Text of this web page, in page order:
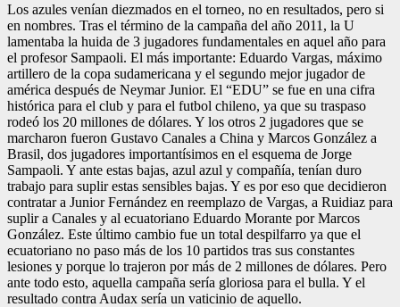
Los azules venían diezmados en el torneo, no en resultados, pero si
en nombres. Tras el término de la campaña del año 2011, la U
lamentaba la huida de 3 jugadores fundamentales en aquel año para
el profesor Sampaoli. El más importante: Eduardo Vargas, máximo
artillero de la copa sudamericana y el segundo mejor jugador de
américa después de Neymar Junior. El “EDU” se fue en una cifra
histórica para el club y para el futbol chileno, ya que su traspaso
rodeó los 20 millones de dólares. Y los otros 2 jugadores que se
marcharon fueron Gustavo Canales a China y Marcos González a
Brasil, dos jugadores importantísimos en el esquema de Jorge
Sampaoli. Y ante estas bajas, azul azul y compañía, tenían duro
trabajo para suplir estas sensibles bajas. Y es por eso que decidieron
contratar a Junior Fernández en reemplazo de Vargas, a Ruidiaz para
suplir a Canales y al ecuatoriano Eduardo Morante por Marcos
González. Este último cambio fue un total despilfarro ya que el
ecuatoriano no paso más de los 10 partidos tras sus constantes
lesiones y porque lo trajeron por más de 2 millones de dólares. Pero
ante todo esto, aquella campaña sería gloriosa para el bulla. Y el
resultado contra Audax sería un vaticinio de aquello.